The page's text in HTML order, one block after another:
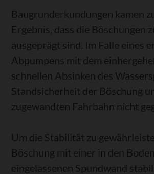
Baugrunderkundungen kamen
Ergebnis, dass die Böschungen
ausgeprägt sind. Im Falle eines
Abpumpens mit dem
schnellen Absinken des
Standsicherheit der Böschung
zugewandten Fahrbahn nicht
Um die Stabilität zu
Böschung mit einer in den Boden
eingelassenen Spundwand